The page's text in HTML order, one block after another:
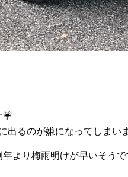
☔️
出るのが嫌になってしまい
年より梅雨明けが早いそう